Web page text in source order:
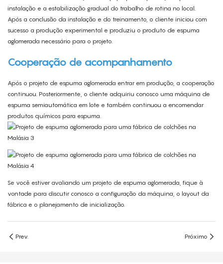
instalação e a estabilização gradual do trabalho de rotina no local.
Após a conclusão da instalação e do treinamento, o cliente iniciou com
sucesso a produção experimental e produziu o produto de espuma
aglomerada necessário para o projeto.
Cooperação de acompanhamento
Após o projeto de espuma aglomerada entrar em produção, a cooperação
continuou. Posteriormente, o cliente adquiriu conosco uma máquina de
espuma semiautomática em lote e também continuou a encomendar
produtos químicos para espuma.
Se você estiver avaliando um projeto de espuma aglomerada, fique à
vontade para discutir conosco a configuração da máquina, o layout da
fábrica e o planejamento de inicialização.
Prev. Próximo